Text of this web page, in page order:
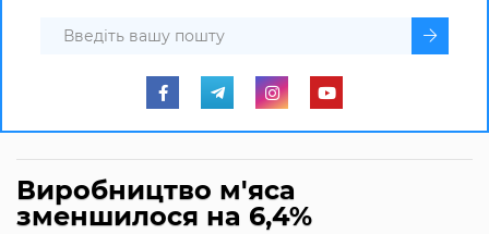
Виробництво м'яса
зменшилося на 6,4%